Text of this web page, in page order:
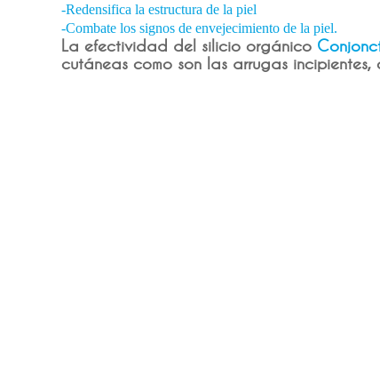
-Redensifica la estructura de la piel
-Combate los signos de envejecimiento de la piel.
La efectividad del silicio orgánico
cutáneas como son las arrugas